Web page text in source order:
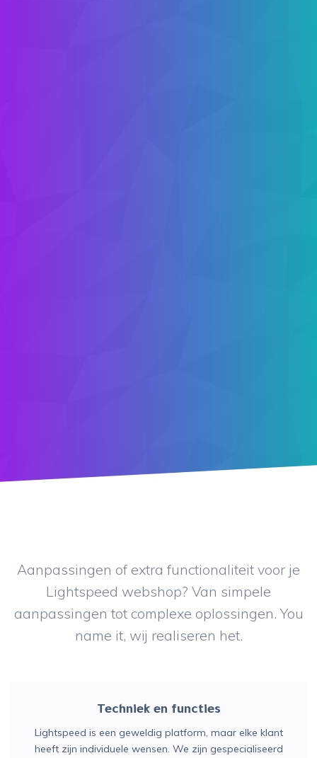
Aanpassingen of extra functionaliteit voor je
Lightspeed webshop? Van simpele
aanpassingen tot complexe oplossingen. You
name it, wij realiseren het.
Techniek en functies
Lightspeed is een geweldig platform, maar elke klant
heeft zijn individuele wensen. We zijn gespecialiseerd